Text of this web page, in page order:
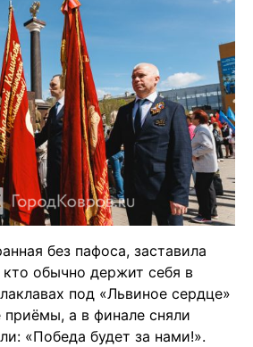
без пафоса, заставила
кто обычно держит себя в
под «Львиное сердце»
приёмы, а в финале сняли
«Победа будет за нами!».